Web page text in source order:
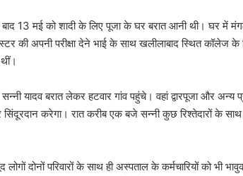
13 मई को शादी के लिए पूजा के घर बरात आनी थी। घर में
की अपनी परीक्षा देने भाई के साथ खलीलाबाद स्थित कॉलेज के
यादव बरात लेकर हटवार गांव पहुंचे। वहां द्वारपूजा और अन्य
करेगा। रात करीब एक बजे सन्नी कुछ रिश्तेदारों के
दोनों परिवारों के साथ ही अस्पताल के कर्मचारियों को भी